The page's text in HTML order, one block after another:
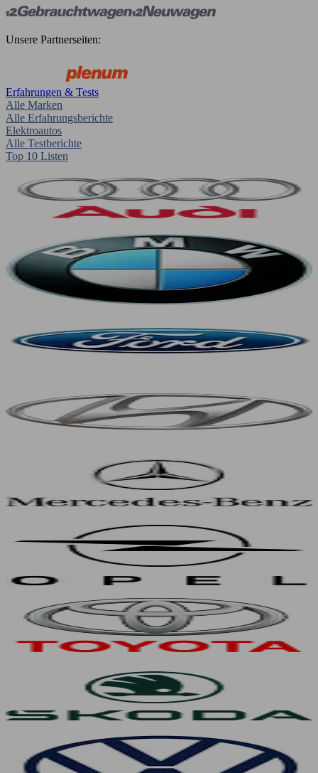
Unsere Partnerseiten:
Erfahrungen & Tests
Alle Marken
Alle Erfahrungsberichte
Elektroautos
Alle Testberichte
Top 10 Listen